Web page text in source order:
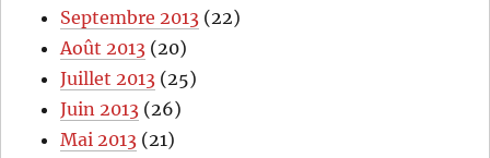
Septembre 2013 (22)
Août 2013 (20)
Juillet 2013 (25)
Juin 2013 (26)
Mai 2013 (21)